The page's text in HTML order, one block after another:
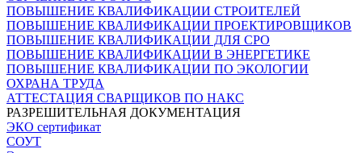
ПОВЫШЕНИЕ КВАЛИФИКАЦИИ СТРОИТЕЛЕЙ
ПОВЫШЕНИЕ КВАЛИФИКАЦИИ ПРОЕКТИРОВЩИКОВ
ПОВЫШЕНИЕ КВАЛИФИКАЦИИ ДЛЯ СРО
ПОВЫШЕНИЕ КВАЛИФИКАЦИИ В ЭНЕРГЕТИКЕ
ПОВЫШЕНИЕ КВАЛИФИКАЦИИ ПО ЭКОЛОГИИ
ОХРАНА ТРУДА
АТТЕСТАЦИЯ СВАРЩИКОВ ПО НАКС
РАЗРЕШИТЕЛЬНАЯ ДОКУМЕНТАЦИЯ
ЭКО сертификат
СОУТ